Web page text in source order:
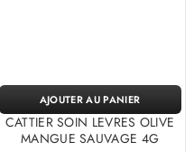
CATTIER SOIN LEVRES OLIVE
MANGUE SAUVAGE 4G
AJOUTER AU PANIER